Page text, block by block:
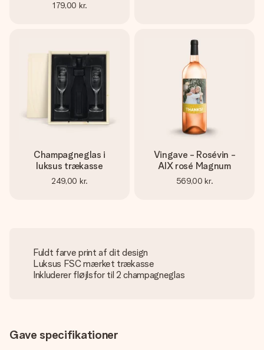
179,00 kr.
Champagneglas i
luksus trækasse
249,00 kr.
Vingave - Rosévin -
AIX rosé Magnum
569,00 kr.
Fuldt farve print af dit design
Luksus FSC mærket trækasse
Inkluderer fløjlsfor til 2 champagneglas
Gave specifikationer